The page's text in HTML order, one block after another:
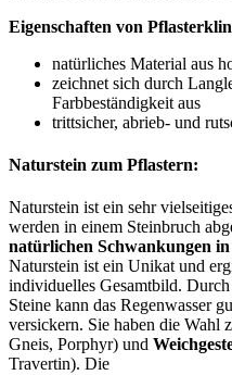
Eigenschaften von
natürliches Material aus
zeichnet sich durch
Farbbeständigkeit aus
trittsicher, abrieb- und
Naturstein zum Pflastern:
Naturstein ist ein sehr
werden in einem Steinbruch
natürlichen Schwankungen
Naturstein ist ein Unikat und
individuelles Gesamtbild.
Steine kann das Regenwasser
versickern. Sie haben die Wahl
Gneis, Porphyr) und
Travertin). Die